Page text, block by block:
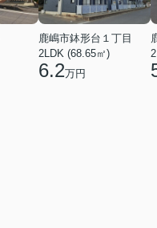
鹿嶋市鉢形台１丁目
2LDK (68.65㎡)
6.2万円